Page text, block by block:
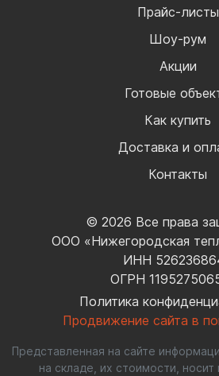
Прайс-листы
Шоу-рум
Акции
Готовые
Как купить
Доставка и
Контакты
© 2026 Все права
ООО «Нижегородская
ИНН
ОГРН
Политика
Продвижение сайта в
Представленная на сайте
на складе, их стоимости,